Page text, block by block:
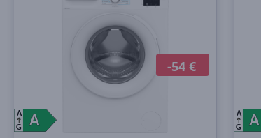
-54 €
A
A
A
G
A
A
A
G